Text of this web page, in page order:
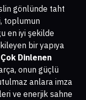
gönlünde taht
toplumun
en iyi şekilde
bir yapıya
Dinlenen
onun güçlü
anlara imza
ve enerjik sahne